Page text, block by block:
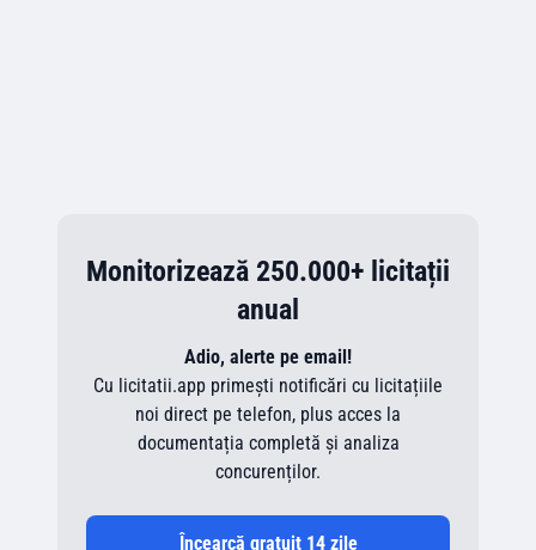
Monitorizează 250.000+ licitații
anual
Adio, alerte pe email!
Cu licitatii.app primești notificări cu licitațiile
noi direct pe telefon, plus acces la
documentația completă și analiza
concurenților.
Încearcă gratuit 14 zile